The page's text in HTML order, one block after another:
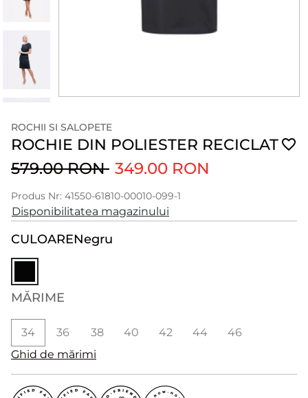
ROCHII SI SALOPETE
ROCHIE DIN POLIESTER RECICLAT
579.00 RON 349.00 RON
Produs Nr: 41550-61810-00010-099-1
Disponibilitatea magazinului
CULOARENegru
MĂRIME
34 36 38 40 42 44
46
Ghid de mărimi